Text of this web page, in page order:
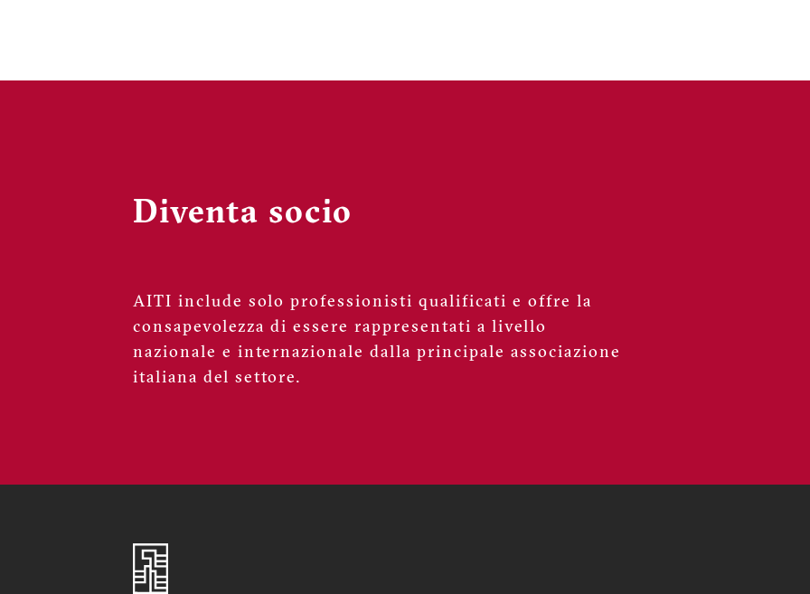
Diventa socio
AITI include solo professionisti qualificati e offre la
consapevolezza di essere rappresentati a livello
nazionale e internazionale dalla principale associazione
italiana del settore.